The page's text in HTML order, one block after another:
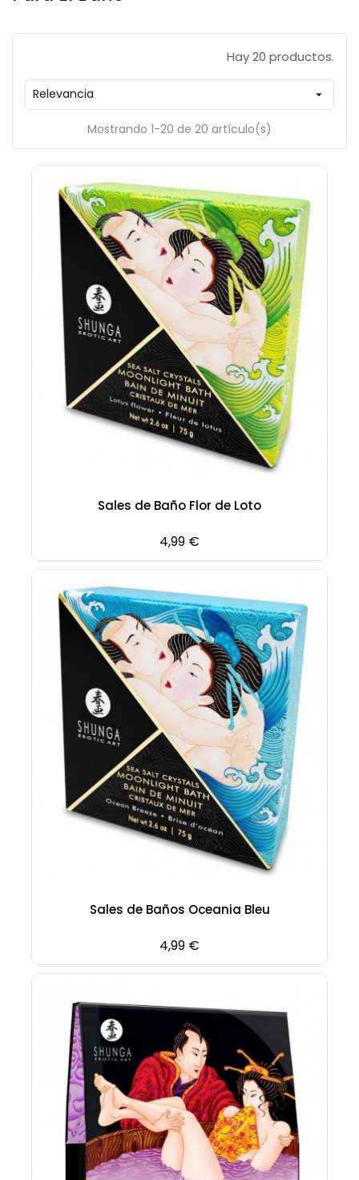
Hay 20 productos.
Relevancia 
Mostrando 1-20 de 20 artículo(s)
Sales de Baño Flor de Loto
Precio
4,99 €
Sales de Baños Oceania Bleu
Precio
4,99 €